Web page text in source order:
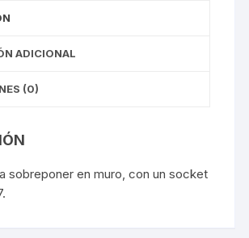
ADICIONAL
(0)
sobreponer en muro, con un socket